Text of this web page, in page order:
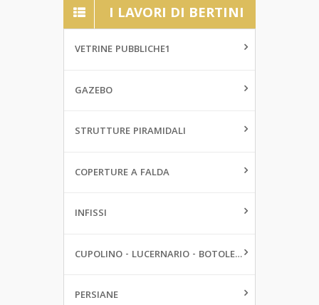
I LAVORI DI BERTINI
VETRINE PUBBLICHE1
GAZEBO
STRUTTURE PIRAMIDALI
COPERTURE A FALDA
INFISSI
CUPOLINO - LUCERNARIO - BOTOLE DA PAVIMENTO
PERSIANE